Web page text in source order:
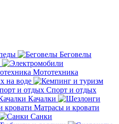
Беговелы
Мототехника
на воде
Спорт и отдых
Качалки
Матрасы и кровати
Санки